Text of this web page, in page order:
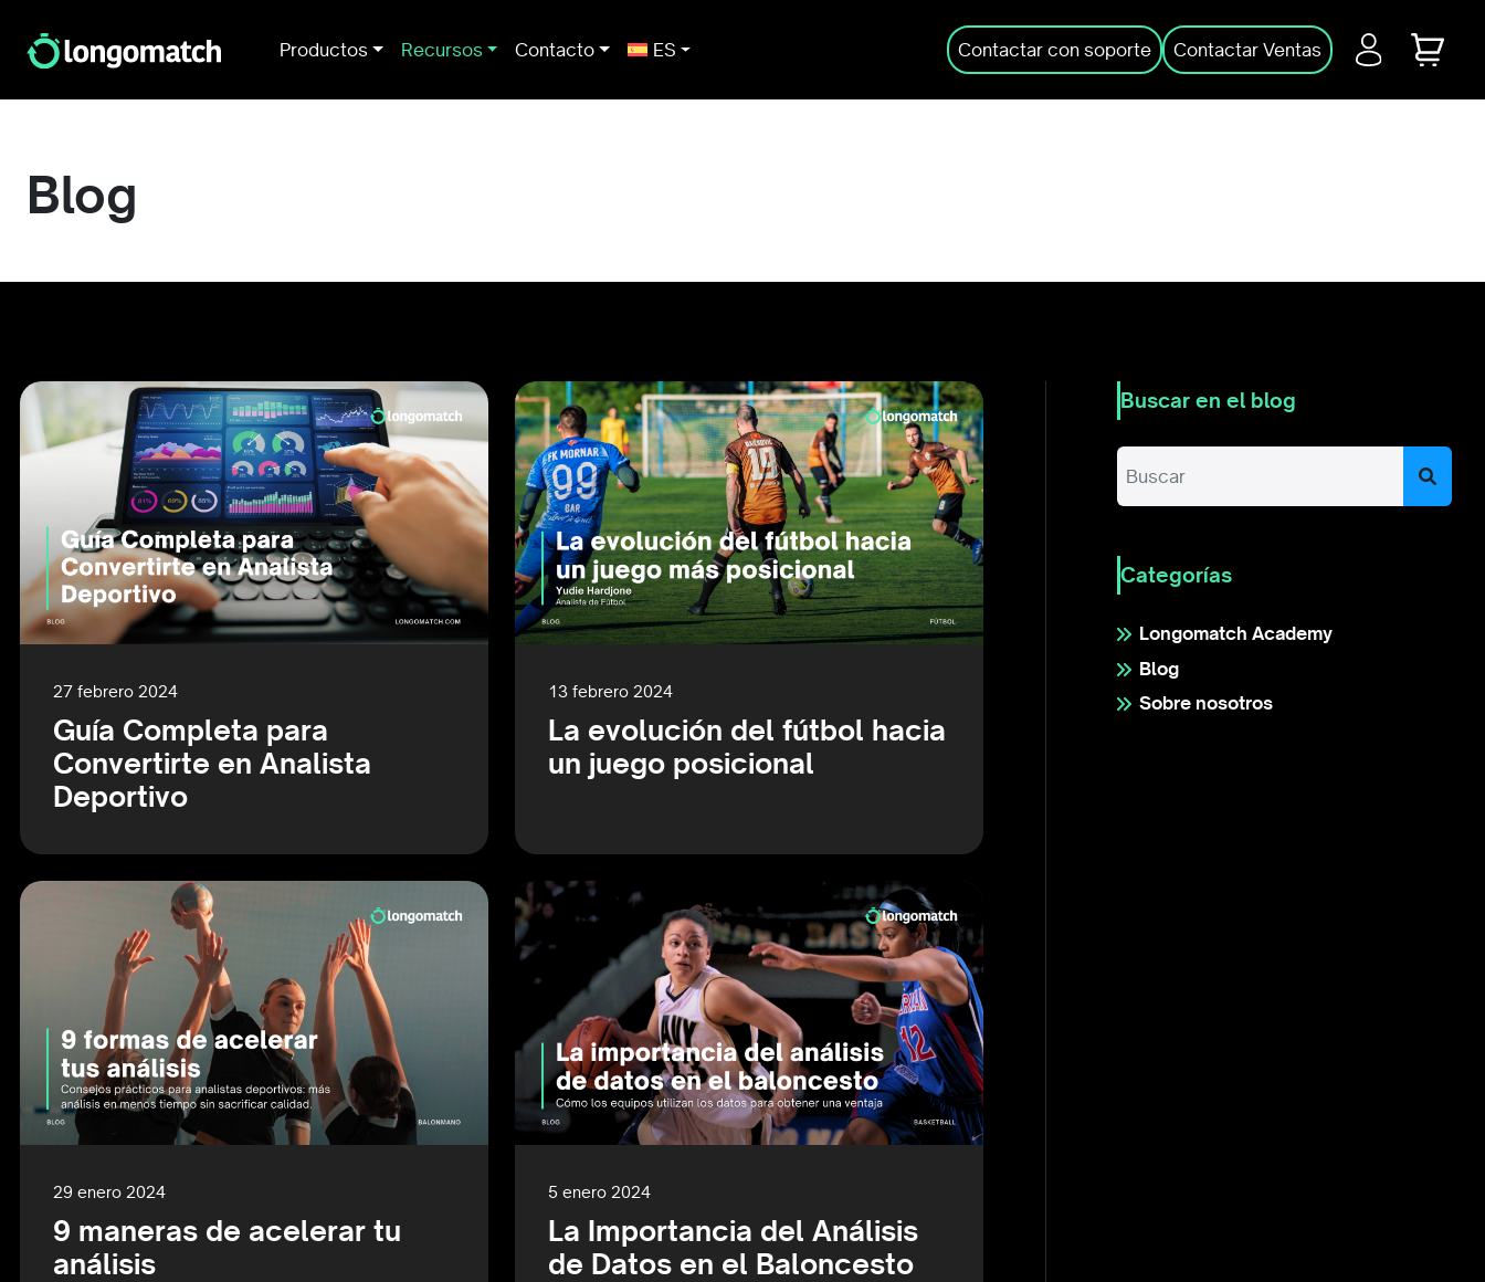
Productos Recursos Contacto ES Contactar con soporte Contactar Ventas Login Cart
Blog
27 febrero 2024
Guía Completa para
Convertirte en Analista
Deportivo
13 febrero 2024
La evolución del fútbol hacia
un juego posicional
29 enero 2024
9 maneras de acelerar tu
análisis
5 enero 2024
La Importancia del Análisis
de Datos en el Baloncesto
Buscar en el blog
Categorías
Longomatch Academy
Blog
Sobre nosotros